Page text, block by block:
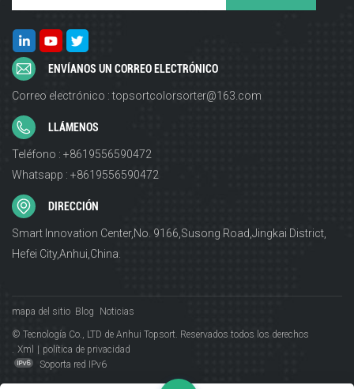
ENVÍANOS UN CORREO ELECTRÓNICO
Correo electrónico : topsortcolorsorter@163.com
LLÁMENOS
Teléfono : +8619556590472
Whatsapp : +8619556590472
DIRECCIÓN
Smart Innovation Center,No. 9166,Susong Road,Jingkai District,
Hefei City,Anhui,China.
mapa del sitio Blog Noticias
© Tecnología Co., LTD de Anhui Topsort. Reservados todos los derechos
. Xml
política de privacidad
Soporta red IPv6